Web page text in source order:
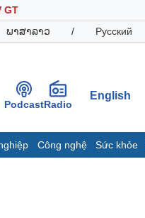
GT
ພາສາລາວ / Русский
PodcastRadio
English
Công nghệ Sức khỏe